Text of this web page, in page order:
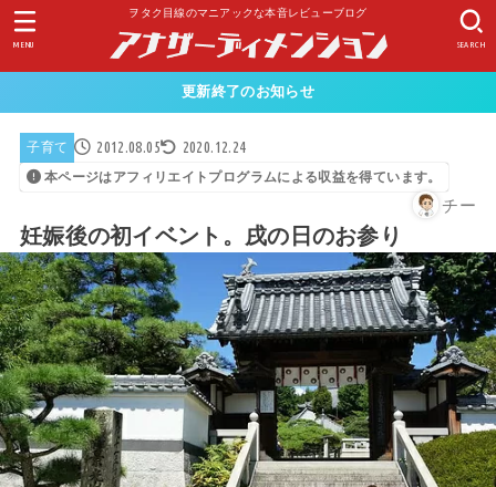
ヲタク目線のマニアックな本音レビューブログ
SEARCH
MENU
更新終了のお知らせ
子育て 2012.08.05 2020.12.24
本ページはアフィリエイトプログラムによる収益を得ています。
チー
妊娠後の初イベント。戌の日のお参り